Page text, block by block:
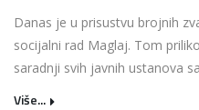
Danas je u prisustvu brojnih
socijalni rad Maglaj. Tom
saradnji svih javnih ustanova
Više...